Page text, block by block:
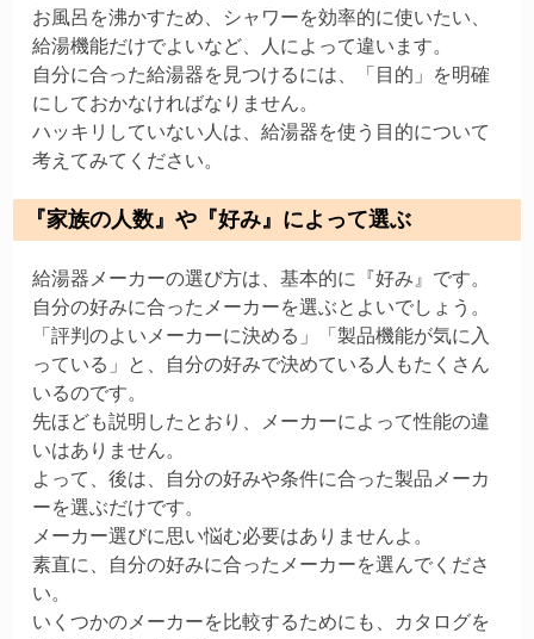
お風呂を沸かすため、シャワーを効率的に使いたい、
給湯機能だけでよいなど、人によって違います。
自分に合った給湯器を見つけるには、「目的」を明確
にしておかなければなりません。
ハッキリしていない人は、給湯器を使う目的について
考えてみてください。
『家族の人数』や『好み』によって選ぶ
給湯器メーカーの選び方は、基本的に『好み』です。
自分の好みに合ったメーカーを選ぶとよいでしょう。
「評判のよいメーカーに決める」「製品機能が気に入
っている」と、自分の好みで決めている人もたくさん
いるのです。
先ほども説明したとおり、メーカーによって性能の違
いはありません。
よって、後は、自分の好みや条件に合った製品メーカ
ーを選ぶだけです。
メーカー選びに思い悩む必要はありませんよ。
素直に、自分の好みに合ったメーカーを選んでくださ
い。
いくつかのメーカーを比較するためにも、カタログを